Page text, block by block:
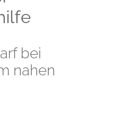
bei
nahen